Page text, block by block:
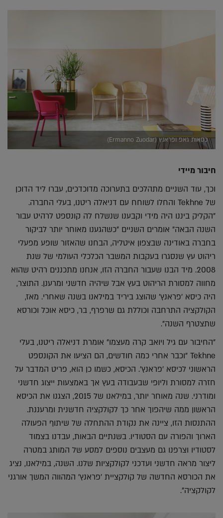
כסאות גאפ ופראנץ (Ermanno Zuodar)
חיבור מיידי
וכך, עוד השניים מתהלכים בתערוכה מדוכדכים, עברו ליד הדוכן
של Tekhne והחלו לשוחח עם דניאלה ריטנו, בעלי החברה.
"הקליק ביננו היה מידי וקבענו שנשלח לה קונספט לרהיט עבור
השנה הבאה" אומרים השניים "כשהגענו מאוחר יותר לביקור
בחברה באודינה שבצפון איטליה, הבחנו שהאזור שופע מפעלי
ריהוט עץ שנסגרו בעקבות המשבר הכלכלי העולמי של שנת
2008. מיד הבנו שעבור החברה הזו, אנחנו מתכננים רהיט שהוא
מחווה למסורת הריהוט בעץ אבל שיהיה חדשני ומרענן. התוצר,
היה כיסא 'פראנץ' שהוצג ביריד במילאנו בשנה שאחרי. מאז,
הקולקציה התרחבה וכוללת גם שרפרף, בר, כיסא אוכל וכורסא
שתצטרף השנה".
"החיבור עם גיל ויואב קרה מעצמו" אומרת דניאלה ריטנו, בעלי
Tekhne "וכבר אחרי כמה חודשים, הם הציעו את הקונספט
הראשוני לכיסא 'פראנץ'. הכיסא, כשמו כן הוא, פריט המדבר על
חזרה למסורת וליופי שבעבודה בעץ אך באמצעות ייצוג חדשני
ומודרני. שנה מאוחר יותר, במילאנו של 2015, הצגנו את הכיסא
הראשון ממה שיהפוך אחר כך לקולקציה חדשנית ומרעננת.
ההתנסות הזו, ציינה את נקודת ההתחלה של שיתוף הפעולה
הארוך והפורה עם הסטודיו. בשנתיים הבאות, עבדנו בצמוד
לסטודיו וצרפנו גם מעצבים נוספים למסע של המותג במטרה
ליצור מראה חדשני ועדכני לקולקציות שלנו. השנה, במילאנו, נציג
את הכורסא החדשה של קולקציית 'פראנץ' המהווה המשך אורגני
לקולקציה".